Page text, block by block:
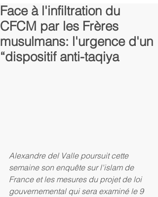
Face à l'infiltration du
CFCM par les Frères
musulmans: l'urgence d'un
“dispositif anti-taqiya
Alexandre del Valle poursuit cette
semaine son enquête sur l'islam de
France et les mesures du projet de loi
gouvernemental qui sera examiné le 9